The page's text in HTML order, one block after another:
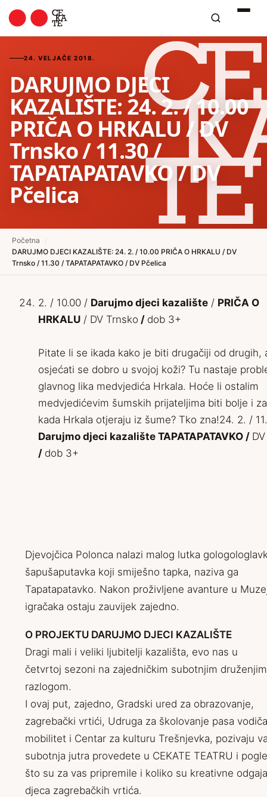
24. VELJAČE 2018.
DARUJMO DJECI
KAZALIŠTE: 24. 2. / 10.00
PRIČA O HRKALU / DV
Trnsko / 11.30 /
TAPATAPATAVKO / DV
Pčelica
Početna
DARUJMO DJECI KAZALIŠTE: 24. 2. / 10.00 PRIČA O HRKALU / DV
Trnsko / 11.30 / TAPATAPATAVKO / DV Pčelica
2. / 10.00 / Darujmo djeci kazalište / PRIČA O
HRKALU / DV Trnsko / dob 3+
Pitate li se ikada kako je biti drugačiji od drugih,
osjećati se dobro u svojoj koži? Tu nastaje
glavnog lika medvjedića Hrkala. Hoće li ostalim
medvjedićevim šumskih prijateljima biti bolje i
kada Hrkala otjeraju iz šume? Tko zna!24. 2. /
Darujmo djeci kazalište TAPATAPATAVKO /
/ dob 3+
Djevojčica Polonca nalazi malog lutka
šapušaputavka koji smiješno tapka, naziva ga
Tapatapatavko. Nakon proživljene avanture u
igračaka ostaju zauvijek zajedno.
O PROJEKTU DARUJMO DJECI KAZALIŠTE
Dragi mali i veliki ljubitelji kazališta, evo nas u
četvrtoj sezoni na zajedničkim subotnjim
razlogom.
I ovaj put, zajedno, Gradski ured za obrazovanje,
zagrebački vrtići, Udruga za školovanje pasa
mobilitet i Centar za kulturu Trešnjevka, pozivaju
subotnja jutra provedete u CEKATE TEATRU i
što su za vas pripremile i koliko su kreativne
djeca zagrebačkih vrtića.